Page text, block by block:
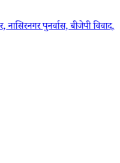
बीजेपी विवाद, अपराध मामले